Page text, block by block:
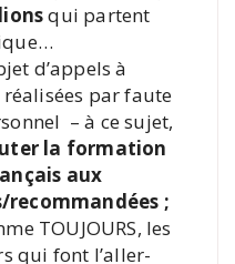
qui partent
d’appels à
par faute
– à ce sujet,
la formation
aux
recommandées ;
TOUJOURS, les
qui font l’aller-